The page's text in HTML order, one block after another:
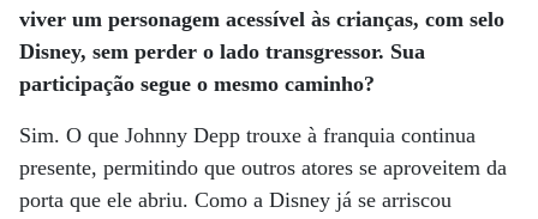
viver um personagem acessível às crianças, com selo
Disney, sem perder o lado transgressor. Sua
participação segue o mesmo caminho?
Sim. O que Johnny Depp trouxe à franquia continua
presente, permitindo que outros atores se aproveitem da
porta que ele abriu. Como a Disney já se arriscou